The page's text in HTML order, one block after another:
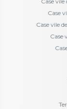
Case
Case vile
Case